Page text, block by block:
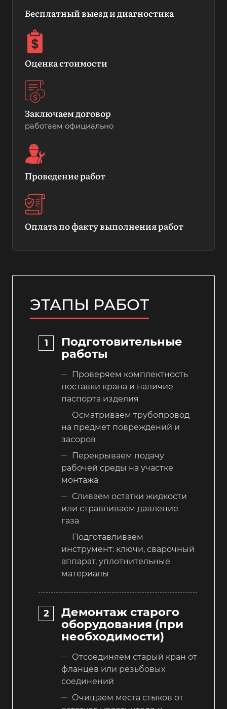
Бесплатный выезд и диагностика
Оценка стоимости
Заключаем договор
работаем официально
Проведение работ
Оплата по факту выполнения работ
ЭТАПЫ РАБОТ
Подготовительные
работы
Проверяем комплектность
поставки крана и наличие
паспорта изделия
Осматриваем трубопровод
на предмет повреждений и
засоров
Перекрываем подачу
рабочей среды на участке
монтажа
Сливаем остатки жидкости
или стравливаем давление
газа
Подготавливаем
инструмент: ключи, сварочный
аппарат, уплотнительные
материалы
Демонтаж старого
оборудования (при
необходимости)
Отсоединяем старый кран от
фланцев или резьбовых
соединений
Очищаем места стыков от